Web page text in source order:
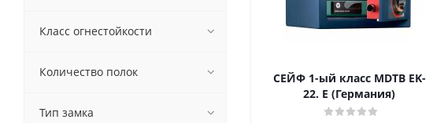
СЕЙФ 1-ый класс MDTB EK-
22. E (Германия)
Класс огнестойкости
Количество полок
Тип замка